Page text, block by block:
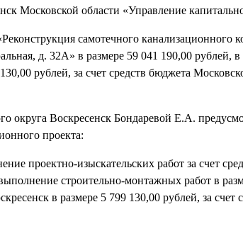
Московской области «Управление
самотечного канализационного
д. 32А» в размере 59 041 190,00 рублей, в
рублей, за счет средств бюджета
округа Воскресенск Бондаревой Е.А.
проекта:
проектно-изыскательских работ за счет
строительно-монтажных работ в
в размере 5 799 130,00 рублей, за счет